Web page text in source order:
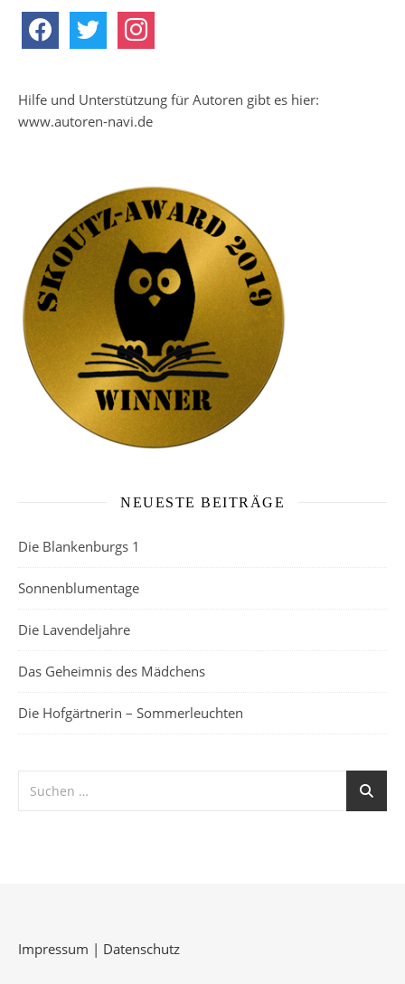
facebook twitter instagram
Hilfe und Unterstützung für Autoren gibt es hier:
www.autoren-navi.de
NEUESTE BEITRÄGE
Die Blankenburgs 1
Sonnenblumentage
Die Lavendeljahre
Das Geheimnis des Mädchens
Die Hofgärtnerin – Sommerleuchten
Impressum | Datenschutz